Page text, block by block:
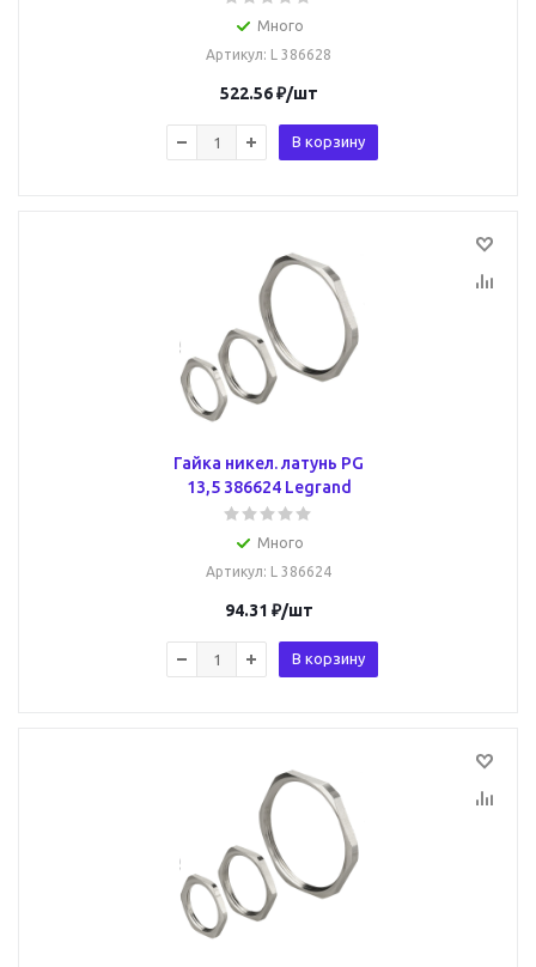
Много
Артикул: L 386628
522.56₽/шт
В корзину
Гайка никел. латунь PG
13,5 386624 Legrand
Много
Артикул: L 386624
94.31 ₽/шт
В корзину